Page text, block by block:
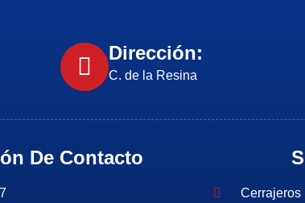
Dirección:
C. de la Resina
De Contacto
Cerrajeros